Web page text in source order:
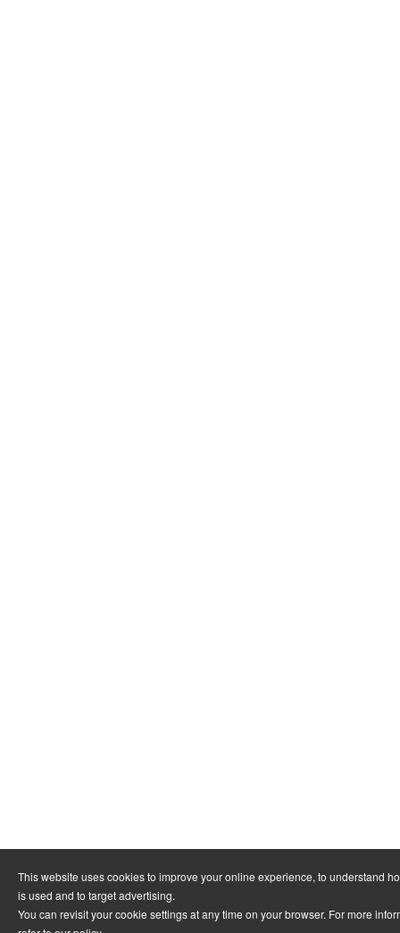
This website uses cookies to improve your online experience, to understand
is used and to target advertising.
You can revisit your cookie settings at any time on your browser. For more